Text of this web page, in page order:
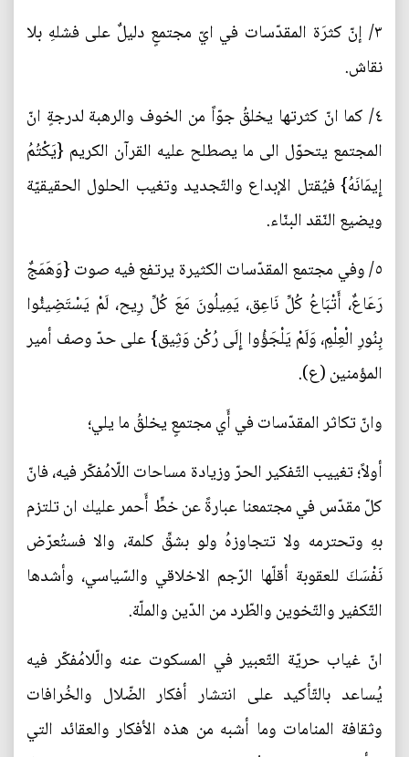
٣/ إنّ كثرَة المقدّسات في ايّ مجتمعٍ دليلٌ على فشلهِ بلا
نقاش.
٤/ كما انّ كثرتها يخلقُ جوّاً من الخوف والرهبة لدرجةٍ انّ
المجتمع يتحوّل الى ما يصطلح عليه القرآن الكريم {يَكْتُمُ
إِيمَانَهُ} فيُقتل الإبداع والتّجديد وتغيب الحلول الحقيقيّة
ويضيع النّقد البنّاء.
٥/ وفي مجتمع المقدّسات الكثيرة يرتفع فيه صوت {وَهَمَجٌ
رَعَاعٌ، أَتْبَاعُ كُلِّ نَاعِق، يَمِيلُونَ مَعَ كُلِّ رِيح، لَمْ يَسْتَضِيئُوا
بِنُورِ الْعِلْمِ، وَلَمْ يَلْجَؤُوا إِلَى رُكْن وَثِيق} على حدّ وصف أمير
المؤمنين (ع).
وانّ تكاثر المقدّسات في أَي مجتمعٍ يخلقُ ما يلي؛
أولاً؛ تغييب التّفكير الحرّ وزيادة مساحات اللّامُفكّر فيه، فانّ
كلّ مقدّس في مجتمعنا عبارةً عن خطٍّ أَحمر عليك ان تلتزم
بهِ وتحترمه ولا تتجاوزهُ ولو بشقِّ كلمة، والا فستُعرّض
نَفْسَكَ للعقوبة أقلّها الرّجم الاخلاقي والسّياسي، وأشدها
التّكفير والتّخوين والطّرد من الدّين والملّة.
انّ غياب حريّة التّعبير في المسكوت عنه والّلامُفكّر فيه
يُساعد بالتّأكيد على انتشار أفكار الضّلال والخُرافات
وثقافة المنامات وما أشبه من هذه الأفكار والعقائد التي